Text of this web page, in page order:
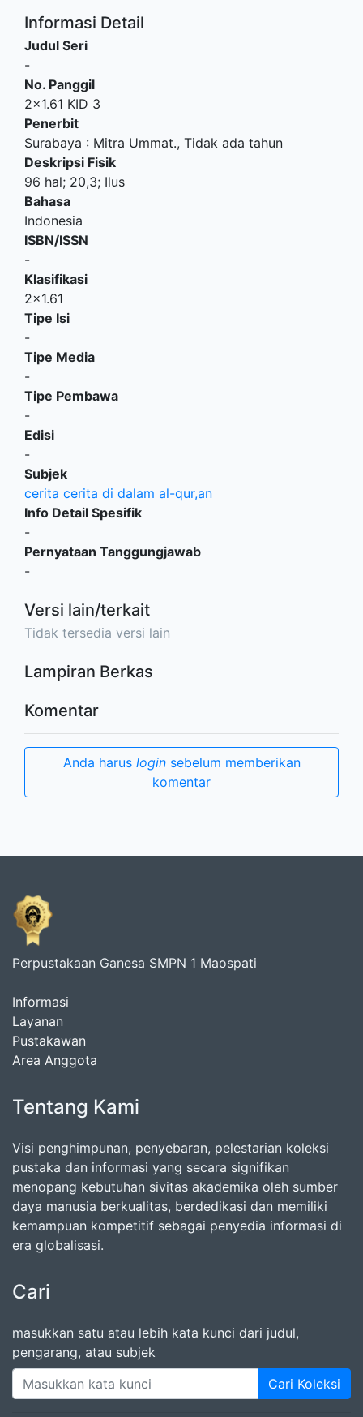
Informasi Detail
Judul Seri
-
No. Panggil
2x1.61 KID 3
Penerbit
Surabaya : Mitra Ummat., Tidak ada tahun
Deskripsi Fisik
96 hal; 20,3; Ilus
Bahasa
Indonesia
ISBN/ISSN
-
Klasifikasi
2x1.61
Tipe Isi
-
Tipe Media
-
Tipe Pembawa
-
Edisi
-
Subjek
cerita cerita di dalam al-qur,an
Info Detail Spesifik
-
Pernyataan Tanggungjawab
-
Versi lain/terkait
Tidak tersedia versi lain
Lampiran Berkas
Komentar
Anda harus loginsebelum memberikan
komentar
Perpustakaan Ganesa SMPN 1 Maospati
Informasi
Layanan
Pustakawan
Area Anggota
Tentang Kami
Visi penghimpunan, penyebaran, pelestarian koleksi
pustaka dan informasi yang secara signifikan
menopang kebutuhan sivitas akademika oleh sumber
daya manusia berkualitas, berdedikasi dan memiliki
kemampuan kompetitif sebagai penyedia informasi di
era globalisasi.
Cari
masukkan satu atau lebih kata kunci dari judul,
pengarang, atau subjek
Cari Koleksi